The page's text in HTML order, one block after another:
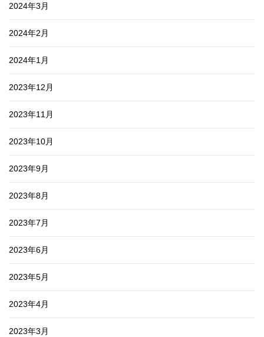
2024年3月
2024年2月
2024年1月
2023年12月
2023年11月
2023年10月
2023年9月
2023年8月
2023年7月
2023年6月
2023年5月
2023年4月
2023年3月